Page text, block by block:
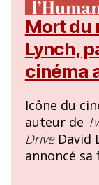
Mort du
Lynch,
cinéma
Icône du
auteur de
DriveDavid
annoncé sa